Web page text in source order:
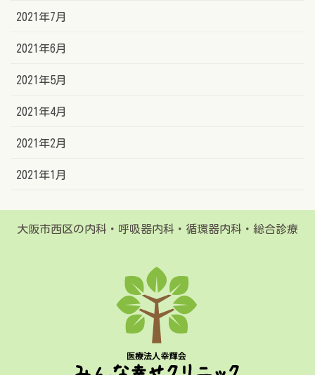
2021年7月
2021年6月
2021年5月
2021年4月
2021年2月
2021年1月
大阪市西区の内科・呼吸器内科・循環器内科・総合診療